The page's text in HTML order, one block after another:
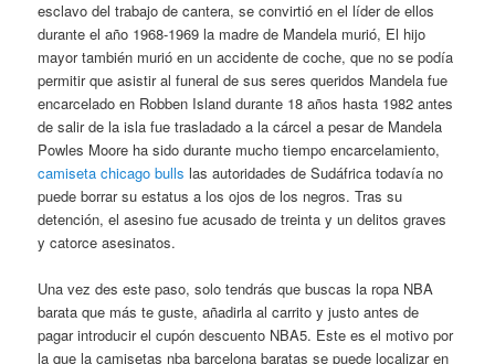
esclavo del trabajo de cantera, se convirtió en el líder de ellos
durante el año 1968-1969 la madre de Mandela murió, El hijo
mayor también murió en un accidente de coche, que no se podía
permitir que asistir al funeral de sus seres queridos Mandela fue
encarcelado en Robben Island durante 18 años hasta 1982 antes
de salir de la isla fue trasladado a la cárcel a pesar de Mandela
Powles Moore ha sido durante mucho tiempo encarcelamiento,
camiseta chicago bulls las autoridades de Sudáfrica todavía no
puede borrar su estatus a los ojos de los negros. Tras su
detención, el asesino fue acusado de treinta y un delitos graves
y catorce asesinatos.
Una vez des este paso, solo tendrás que buscas la ropa NBA
barata que más te guste, añadirla al carrito y justo antes de
pagar introducir el cupón descuento NBA5. Este es el motivo por
la que la camisetas nba barcelona baratas se puede localizar en